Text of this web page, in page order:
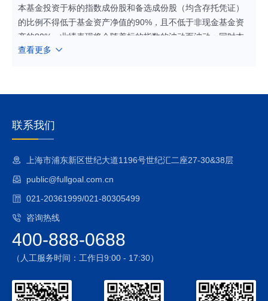
本基金投资于标的指数成份股和备选成份股（均含存托凭证）
的比例不得低于基金资产净值的90%，且不低于非现金基金资
产的80%，业绩表现将会随着标的指数的波动而波动；同时本
基金在多数情况下将维持较高的股票仓位，在股票市场下跌的
（1）标的指数波动的风险
（3）标的指数值计算出错的风险
（4）标的指数编制方案带来的风险
3、跟踪误差控制未达约定目标的风险
本基金力争日均跟踪偏离度的绝对值不超过0.2%，年跟踪误差
不超过2%，但因标的指数编制规则调整或其他因素可能导致跟
格走势可能发生较大偏离。
除以上风险外，本基金还可能存在成份股停牌的风险、指数编
制机构停止服务的风险、基金份额二级市场交易价格折溢价的
赎回清单差错风险、申购及赎回风险、退市风险、终止清盘风
险、第三方机构服务的风险、本基金投资特定品种的特有风
查看更多
联系我们
上海市浦东新区世纪大道1196号世纪汇二座27-30&38层
public@fullgoal.com.cn
021-20361999/021-80305499
咨询热线
400-888-0688
（人工服务时间：工作日9:00 - 17:30）